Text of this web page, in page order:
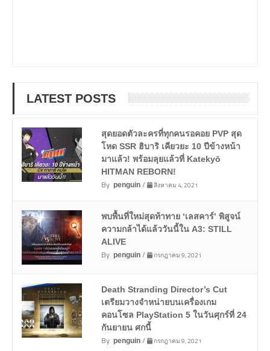
LATEST POSTS
สุดยอดตัวละครที่ทุกคนรอคอย PVP สุด
โหด SSR ฮิบาริ เคียวยะ 10 ปีข้างหน้า
มาแล้ว! พร้อมลุยแล้วที่ Katekyō
HITMAN REBORN!
By penguin/ สิงหาคม 4, 2021
พบพื้นที่ใหม่สุดท้าทาย ‘เลสคาร์’ พิสูจน์
ความกล้าได้แล้ววันนี้ใน A3: STILL
ALIVE
By penguin/ กรกฎาคม 9, 2021
Death Stranding Director’s Cut
เตรียมวางจำหน่ายบนเครื่องเกม
คอนโซล PlayStation 5 ในวันศุกร์ที่ 24
กันยายน ศกนี้
By penguin/ กรกฎาคม 9, 2021